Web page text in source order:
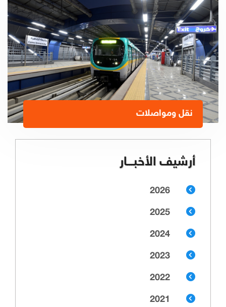
نقل ومواصلات
أرشيف الأخبـــار
2026
2025
2024
2023
2022
2021